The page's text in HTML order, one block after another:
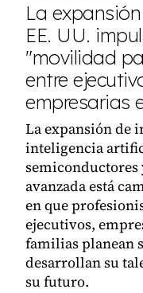
La
EE. UU.
"movilidad
entre
empresarias
La expansión de
inteligencia
avanzada está
en que
ejecutivos,
familias planean
desarrollan su
su futuro.